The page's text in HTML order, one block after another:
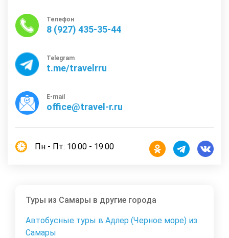
Телефон
8 (927) 435-35-44
Telegram
t.me/travelrru
E-mail
office@travel-r.ru
Пн - Пт: 10.00 - 19.00
Туры из Самары в другие города
Автобусные туры в Адлер (Черное море) из
Самары